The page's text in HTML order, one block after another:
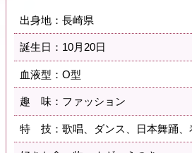
出身地：長崎県
誕生日：10月20日
血液型：O型
趣 味：ファッション
特 技：歌唱、ダンス、日本舞踊、